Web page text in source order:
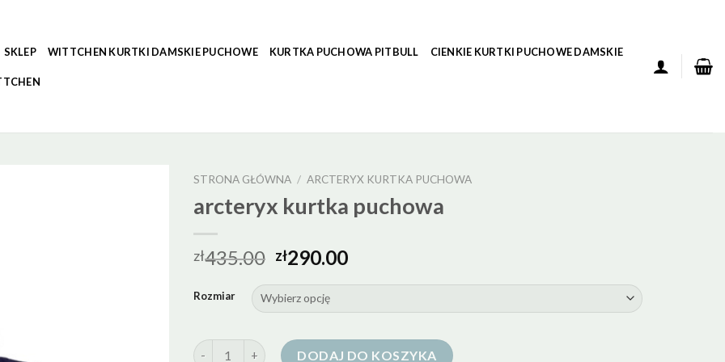
SKLEP WITTCHEN KURTKI DAMSKIE PUCHOWE KURTKA PUCHOWA PITBULL CIENKIE KURTKI PUCHOWE DAMSKIE
STRONA GŁÓWNA / ARCTERYX KURTKA PUCHOWA
arcteryx kurtka puchowa
zł435.00 zł290.00
Rozmiar
ilość arcteryx kurtka puchowaDODAJ DO KOSZYKA